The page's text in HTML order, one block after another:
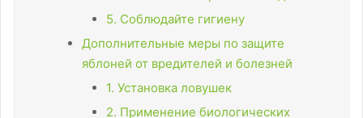
5. Соблюдайте гигиену
Дополнительные меры по защите
яблоней от вредителей и болезней
1. Установка ловушек
2. Применение биологических